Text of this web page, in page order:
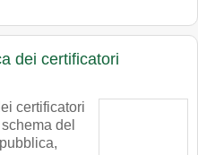
dei certificatori
certificatori
del